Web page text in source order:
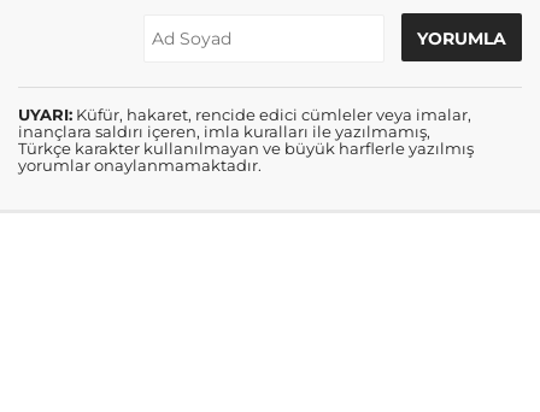
UYARI: Küfür, hakaret, rencide edici cümleler veya imalar,
inançlara saldırı içeren, imla kuralları ile yazılmamış,
Türkçe karakter kullanılmayan ve büyük harflerle yazılmış
yorumlar onaylanmamaktadır.